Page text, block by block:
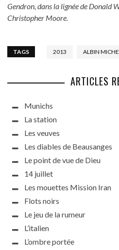
Gendron, dans la lignée de Donald
Christopher Moore.
TAGS 2013 ALBIN
ARTICLES
Munichs
La station
Les veuves
Les diables de Beausanges
Le point de vue de Dieu
14 juillet
Les mouettes Mission Iran
Flots noirs
Le jeu de la rumeur
L’italien
L’ombre portée